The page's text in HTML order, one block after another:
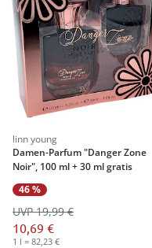
linn young
Damen-Parfum "Danger Zone
Noir", 100 ml + 30 ml gratis
46 %
10,69 €
UVP 19,99 €
1 l = 82,23 €